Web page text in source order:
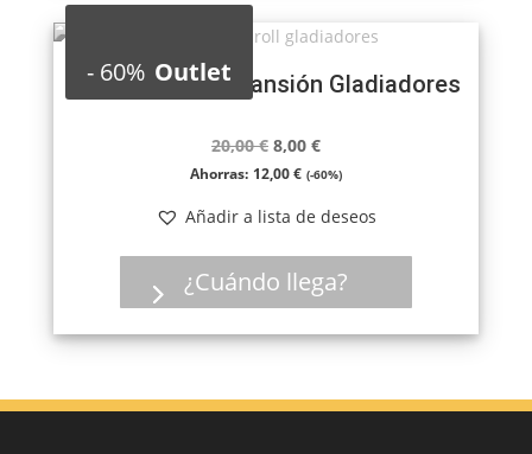
-60% Outlet
Rome & Roll: Expansión Gladiadores
20,00€ El
precio
era:
20,00 €.
8,00 €El
precio
es:
8,00 €.
Ahorras: 12,00€ (-60%)
Añadir a lista de deseos
¿Cuándo llega?